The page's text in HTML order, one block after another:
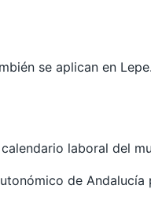
se aplican en Lepe.
laboral del
de Andalucía